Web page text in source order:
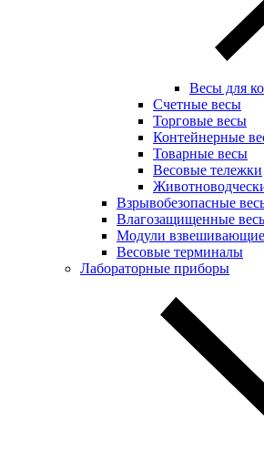
Весы для
Счетные весы
Торговые весы
Контейнерные
Товарные весы
Весовые тележки
Взрывобезопасные
Влагозащищенные
Модули взвешивающие
Весовые терминалы
Лабораторные приборы